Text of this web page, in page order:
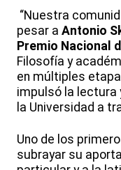
“Nuestra
pesar a Antonio
Premio Nacional
Filosofía y
en múltiples
impulsó la lectura
la Universidad a
Uno de los
subrayar su